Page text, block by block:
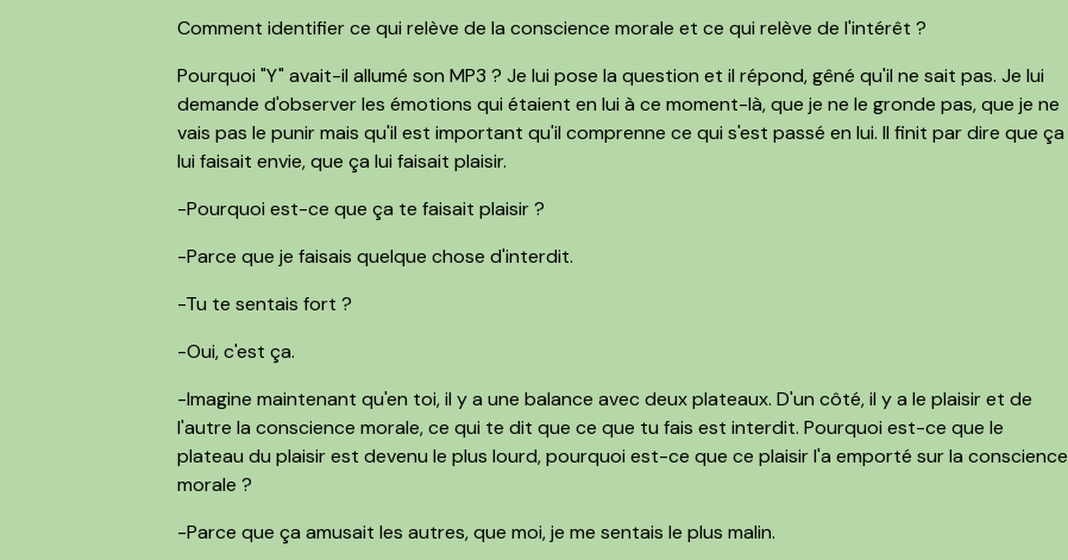
Comment identifier ce qui relève de la conscience morale et ce qui relève de l'intérêt ?
Pourquoi "Y" avait-il allumé son MP3 ? Je lui pose la question et il répond, gêné qu'il ne sait pas. Je lui
demande d'observer les émotions qui étaient en lui à ce moment-là, que je ne le gronde pas, que je ne
vais pas le punir mais qu'il est important qu'il comprenne ce qui s'est passé en lui. Il finit par dire que ça
lui faisait envie, que ça lui faisait plaisir.
-Pourquoi est-ce que ça te faisait plaisir ?
-Parce que je faisais quelque chose d'interdit.
-Tu te sentais fort ?
-Oui, c'est ça.
-Imagine maintenant qu'en toi, il y a une balance avec deux plateaux. D'un côté, il y a le plaisir et de
l'autre la conscience morale, ce qui te dit que ce que tu fais est interdit. Pourquoi est-ce que le
plateau du plaisir est devenu le plus lourd, pourquoi est-ce que ce plaisir l'a emporté sur la conscience
morale ?
-Parce que ça amusait les autres, que moi, je me sentais le plus malin.